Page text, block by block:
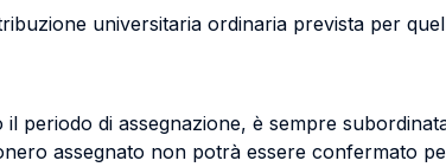
universitaria ordinaria prevista per
periodo di assegnazione, è sempre
assegnato non potrà essere confermato